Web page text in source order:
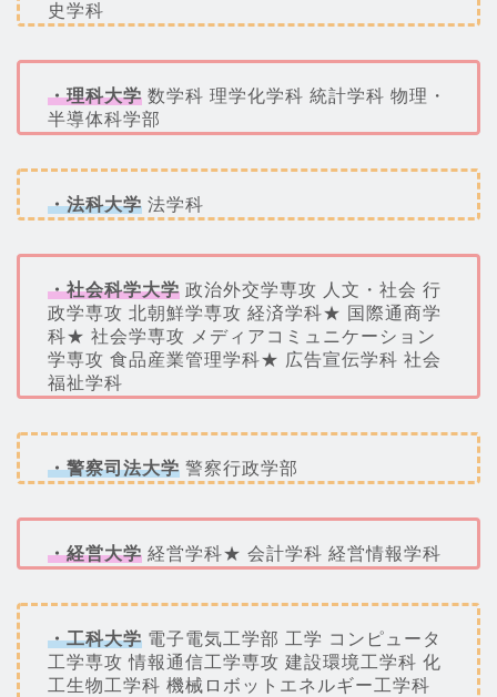
史学科
・理科大学 数学科 理学化学科 統計学科 物理・
半導体科学部
・法科大学 法学科
・社会科学大学 政治外交学専攻 人文・社会 行
政学専攻 北朝鮮学専攻 経済学科★ 国際通商学
科★ 社会学専攻 メディアコミュニケーション
学専攻 食品産業管理学科★ 広告宣伝学科 社会
福祉学科
・警察司法大学 警察行政学部
・経営大学 経営学科★ 会計学科 経営情報学科
・工科大学 電子電気工学部 工学 コンピュータ
工学専攻 情報通信工学専攻 建設環境工学科 化
工生物工学科 機械ロボットエネルギー工学科